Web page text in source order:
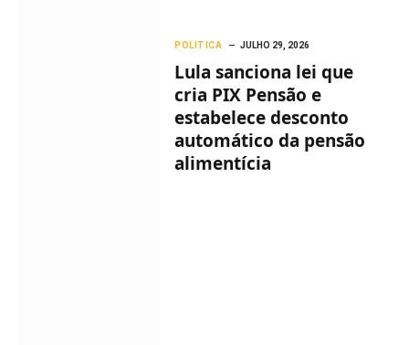
POLITICA JULHO 29, 2026
Lula sanciona lei que
cria PIX Pensão e
estabelece desconto
automático da pensão
alimentícia